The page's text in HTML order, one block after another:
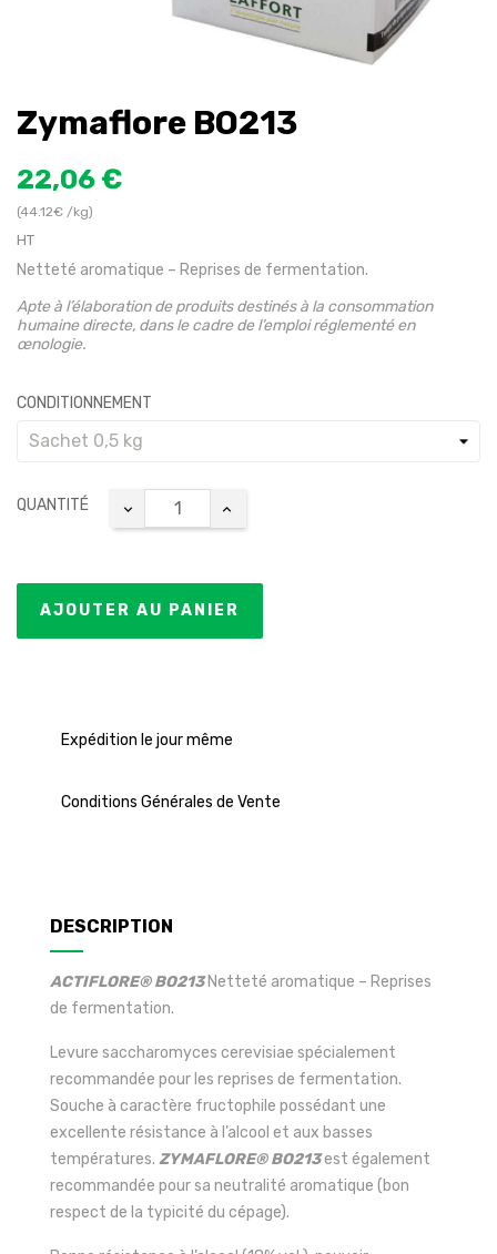
Zymaflore BO213
22,06 €
(44.12€ /kg)
HT
Netteté aromatique – Reprises de fermentation.
Apte à l’élaboration de produits destinés à la consommation
humaine directe, dans le cadre de l’emploi réglementé en
œnologie.
CONDITIONNEMENT
QUANTITÉ
AJOUTER AU PANIER
Expédition le jour même
Conditions Générales de Vente
DESCRIPTION
ACTIFLORE® BO213Netteté aromatique – Reprises
de fermentation.
Levure saccharomyces cerevisiae spécialement
recommandée pour les reprises de fermentation.
Souche à caractère fructophile possédant une
excellente résistance à l’alcool et aux basses
températures. ZYMAFLORE® BO213est également
recommandée pour sa neutralité aromatique (bon
respect de la typicité du cépage).